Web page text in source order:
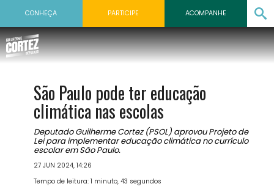
CONHEÇA PARTICIPE ACOMPANHE
São Paulo pode ter educação
climática nas escolas
Deputado Guilherme Cortez (PSOL) aprovou Projeto de
Lei para implementar educação climática no currículo
escolar em São Paulo.
27 JUN 2024, 14:26
Tempo de leitura: 1 minuto, 43 segundos